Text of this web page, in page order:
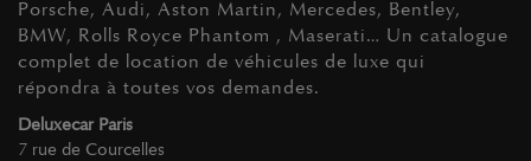
Porsche, Audi, Aston Martin, Mercedes, Bentley,
BMW, Rolls Royce Phantom , Maserati… Un catalogue
complet de location de véhicules de luxe qui
répondra à toutes vos demandes.
Deluxecar Paris
7 rue de Courcelles